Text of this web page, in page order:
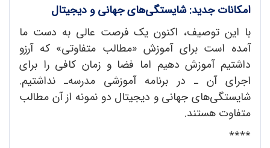
امکانات جدید: شایستگیهای جهانی و دیجیتال
با این توصیف، اکنون یک فرصت عالی به دست ما
آمده است برای آموزش «مطالب متفاوتی» که آرزو
داشتیم آموزش دهیم اما فضا و زمان کافی را برای
اجرای آن ـ در برنامه آموزشی مدرسه‌ـ نداشتیم.
شایستگی‌های جهانی و دیجیتال دو نمونه از آن مطالب
متفاوت هستند.
٭٭٭٭